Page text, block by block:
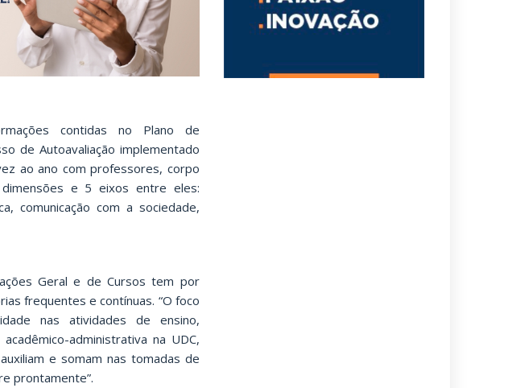
contidas no Plano de
de Autoavaliação implementado
ao ano com professores, corpo
e 5 eixos entre eles:
comunicação com a sociedade,
Geral e de Cursos tem por
frequentes e contínuas. “O foco
nas atividades de ensino,
administrativa na UDC,
e somam nas tomadas de
prontamente”.